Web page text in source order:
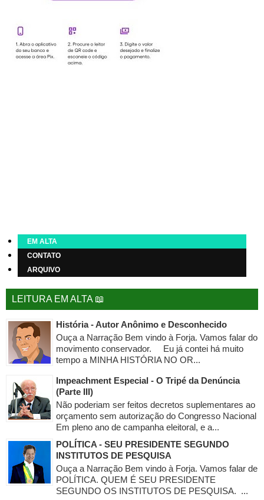
EM ALTA
CONTATO
ARQUIVO
LEITURA EM ALTA 📖
História - Autor Anônimo e Desconhecido
Ouça a Narração Bem vindo à Forja. Vamos falar do
movimento conservador. Eu já contei há muito
tempo a MINHA HISTÓRIA NO OR...
Impeachment Especial - O Tripé da Denúncia
(Parte III)
Não poderiam ser feitos decretos suplementares ao
orçamento sem autorização do Congresso Nacional
Em pleno ano de campanha eleitoral, e a...
POLÍTICA - SEU PRESIDENTE SEGUNDO
INSTITUTOS DE PESQUISA
Ouça a Narração Bem vindo à Forja. Vamos falar de
POLÍTICA. QUEM É SEU PRESIDENTE
SEGUNDO OS INSTITUTOS DE PESQUISA. ...